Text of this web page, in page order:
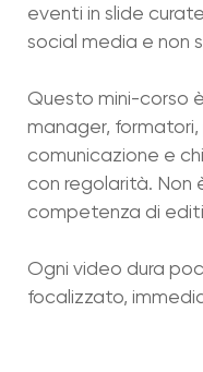
eventi in slide
social media e non
Questo mini-corso
manager,
comunicazione e
con regolarità. Non
competenza di
Ogni video dura
focalizzato,